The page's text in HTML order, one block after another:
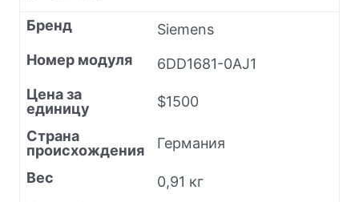
Бренд
Siemens
Номер модуля
6DD1681-0AJ1
Цена за
единицу
$1500
Страна
происхождения
Германия
Вес
0,91 кг